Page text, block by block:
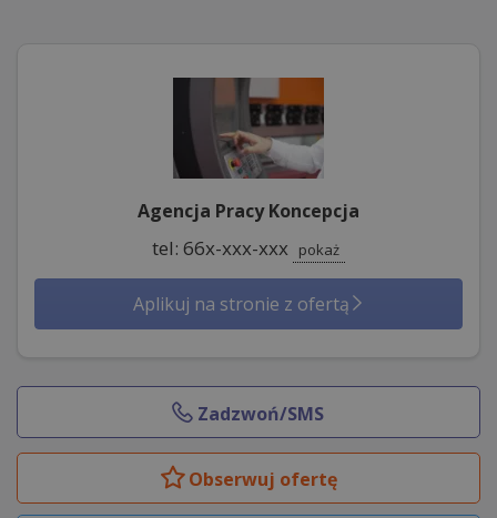
Agencja Pracy Koncepcja
tel: 66x-xxx-xxx pokaż
Aplikuj na stronie z ofertą
Zadzwoń/SMS
Obserwuj ofertę